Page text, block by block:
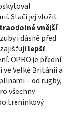
Stačí jej vložit
vnější
i dásně před
lepší
OPRO je přední
ve Velké Británii a
– od rugby,
všechny
tréninkový